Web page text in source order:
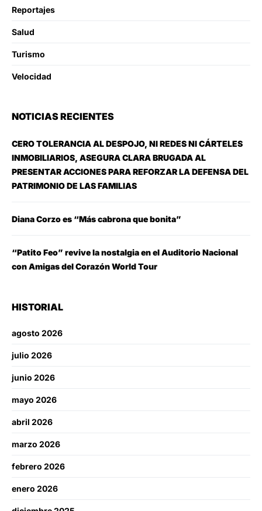
Reportajes
Salud
Turismo
Velocidad
NOTICIAS RECIENTES
CERO TOLERANCIA AL DESPOJO, NI REDES NI CÁRTELES
INMOBILIARIOS, ASEGURA CLARA BRUGADA AL
PRESENTAR ACCIONES PARA REFORZAR LA DEFENSA DEL
PATRIMONIO DE LAS FAMILIAS
Diana Corzo es “Más cabrona que bonita”
“Patito Feo” revive la nostalgia en el Auditorio Nacional
con Amigas del Corazón World Tour
HISTORIAL
agosto 2026
julio 2026
junio 2026
mayo 2026
abril 2026
marzo 2026
febrero 2026
enero 2026